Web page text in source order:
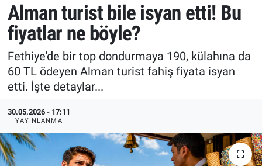
Alman turist bile isyan etti! Bu
fiyatlar ne böyle?
Fethiye'de bir top dondurmaya 190, külahına da
60 TL ödeyen Alman turist fahiş fiyata isyan
etti. İşte detaylar...
30.05.2026 - 17:11
YAYINLANMA
Erişim Bilgileri
Ekonomi
Trend
Yazarlar
Erişim Bilgileri
Spor
Ekonomi
Medya
Özel Haberler
Erişim Bilgileri
Tüm Manşetler
Son Dakika Haberleri